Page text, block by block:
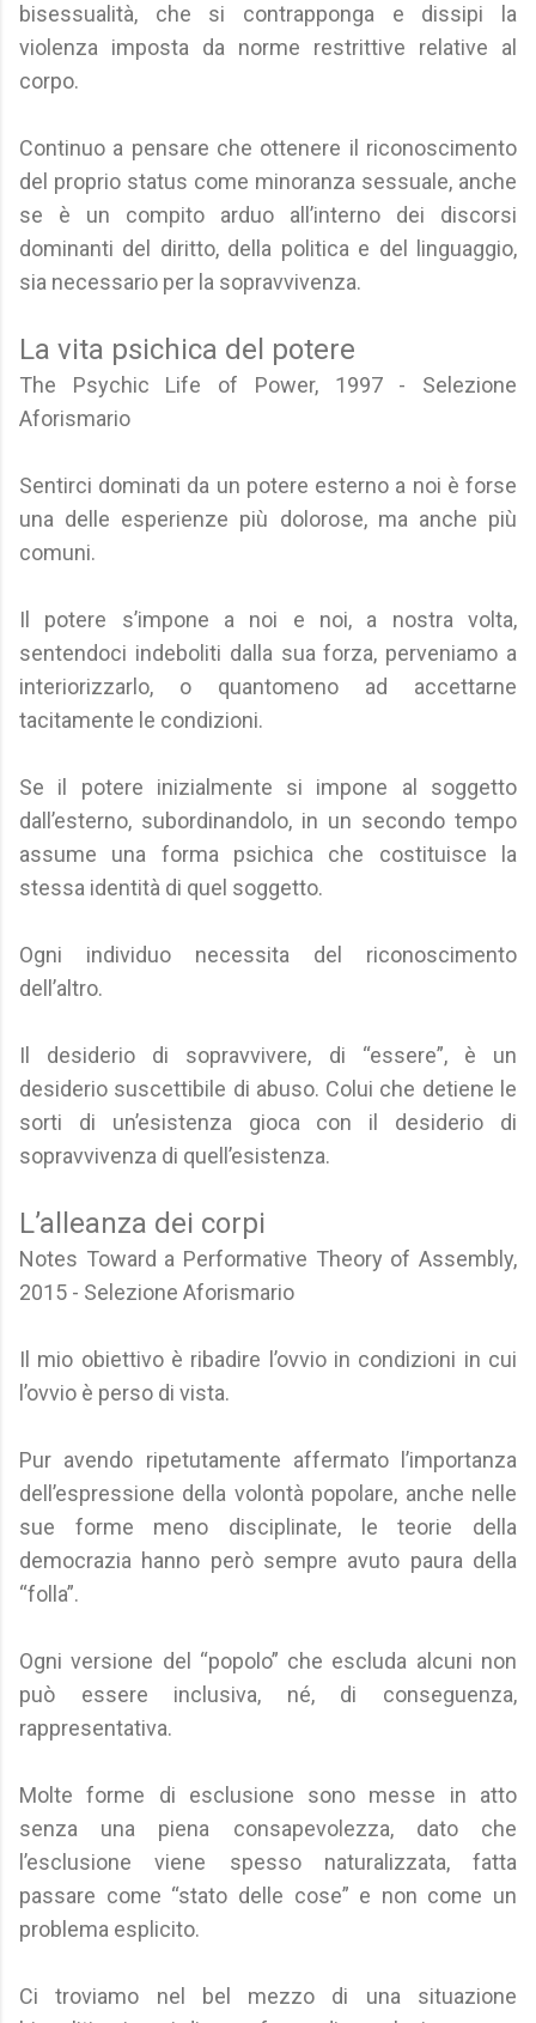
bisessualità, che si contrapponga e dissipi la
violenza imposta da norme restrittive relative al
corpo.
Continuo a pensare che ottenere il riconoscimento
del proprio status come minoranza sessuale, anche
se è un compito arduo all’interno dei discorsi
dominanti del diritto, della politica e del linguaggio,
sia necessario per la sopravvivenza.
La vita psichica del potere
The Psychic Life of Power, 1997 - Selezione
Aforismario
Sentirci dominati da un potere esterno a noi è forse
una delle esperienze più dolorose, ma anche più
comuni.
Il potere s’impone a noi e noi, a nostra volta,
sentendoci indeboliti dalla sua forza, perveniamo a
interiorizzarlo, o quantomeno ad accettarne
tacitamente le condizioni.
Se il potere inizialmente si impone al soggetto
dall’esterno, subordinandolo, in un secondo tempo
assume una forma psichica che costituisce la
stessa identità di quel soggetto.
Ogni individuo necessita del riconoscimento
dell’altro.
Il desiderio di sopravvivere, di “essere”, è un
desiderio suscettibile di abuso. Colui che detiene le
sorti di un’esistenza gioca con il desiderio di
sopravvivenza di quell’esistenza.
L’alleanza dei corpi
Notes Toward a Performative Theory of Assembly,
2015 - Selezione Aforismario
Il mio obiettivo è ribadire l’ovvio in condizioni in cui
l’ovvio è perso di vista.
Pur avendo ripetutamente affermato l’importanza
dell’espressione della volontà popolare, anche nelle
sue forme meno disciplinate, le teorie della
democrazia hanno però sempre avuto paura della
“folla”.
Ogni versione del “popolo” che escluda alcuni non
può essere inclusiva, né, di conseguenza,
rappresentativa.
Molte forme di esclusione sono messe in atto
senza una piena consapevolezza, dato che
l’esclusione viene spesso naturalizzata, fatta
passare come “stato delle cose” e non come un
problema esplicito.
Ci troviamo nel bel mezzo di una situazione